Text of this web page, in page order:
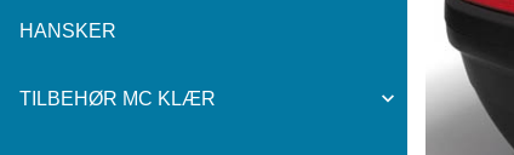
HANSKER
TILBEHØR MC KLÆR